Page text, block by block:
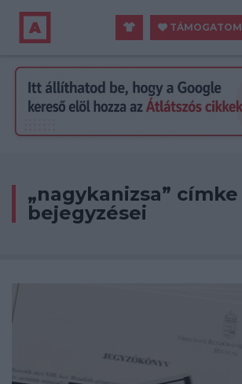
TÁMOGATOM
„nagykanizsa” címke
bejegyzései